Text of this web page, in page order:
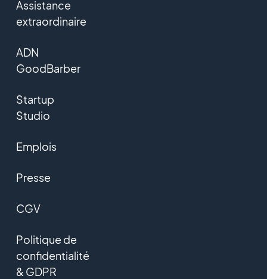
Assistance
extraordinaire
ADN
GoodBarber
Startup
Studio
Emplois
Presse
CGV
Politique de
confidentialité
& GDPR